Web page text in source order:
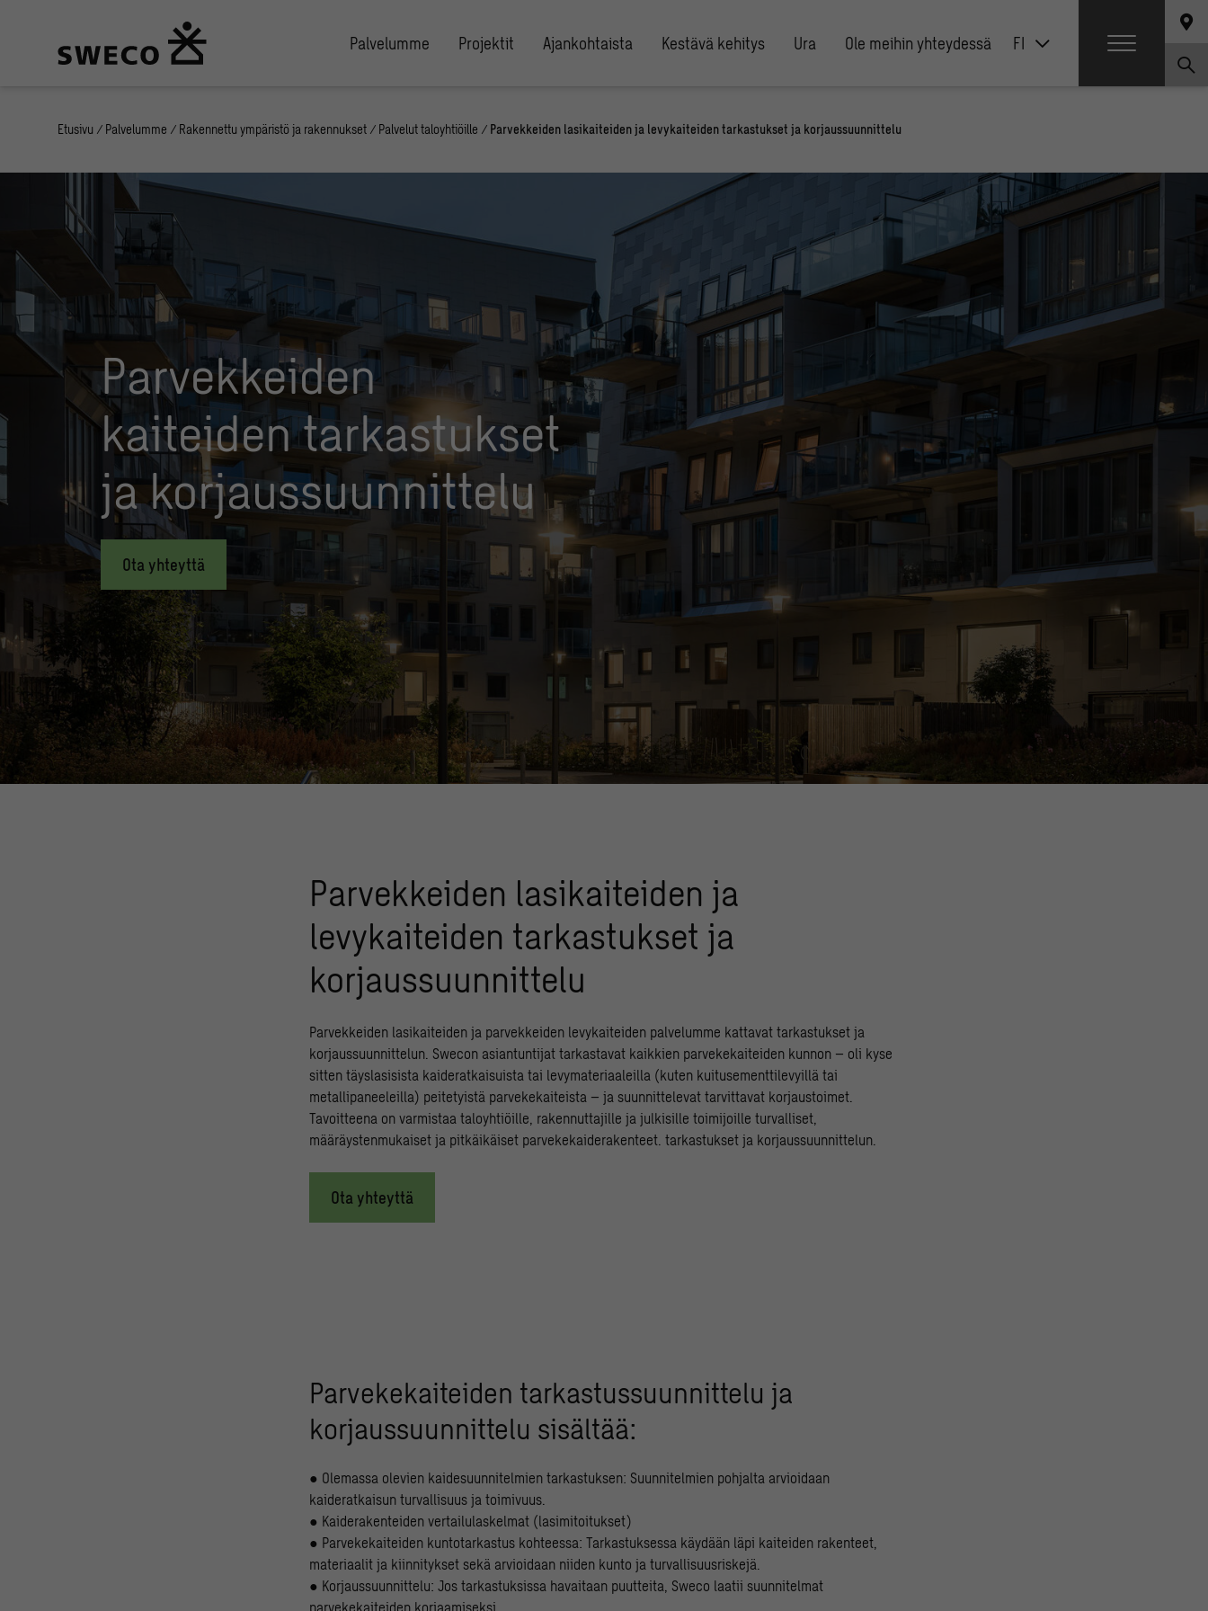
Palvelumme Projektit Ajankohtaista Kestävä kehitys Ura Ole meihin yhteydessä FI
Etusivu / Palvelumme / Rakennettu ympäristö ja rakennukset / Palvelut taloyhtiöille / Parvekkeiden lasikaiteiden ja levykaiteiden tarkastukset ja korjaussuunnittelu
Parvekkeiden
kaiteiden tarkastukset
ja korjaussuunnittelu
Ota yhteyttä
Parvekkeiden lasikaiteiden ja
levykaiteiden tarkastukset ja
korjaussuunnittelu
Parvekkeiden lasikaiteiden ja parvekkeiden levykaiteiden palvelumme kattavat tarkastukset ja
korjaussuunnittelun. Swecon asiantuntijat tarkastavat kaikkien parvekekaiteiden kunnon – oli kyse
sitten täyslasisista kaideratkaisuista tai levymateriaaleilla (kuten kuitusementtilevyillä tai
metallipaneeleilla) peitetyistä parvekekaiteista – ja suunnittelevat tarvittavat korjaustoimet.
Tavoitteena on varmistaa taloyhtiöille, rakennuttajille ja julkisille toimijoille turvalliset,
määräystenmukaiset ja pitkäikäiset parvekekaiderakenteet. tarkastukset ja korjaussuunnittelun.
Ota yhteyttä
Parvekekaiteiden tarkastussuunnittelu ja
korjaussuunnittelu sisältää:
● Olemassa olevien kaidesuunnitelmien tarkastuksen: Suunnitelmien pohjalta arvioidaan
kaideratkaisun turvallisuus ja toimivuus.
● Kaiderakenteiden vertailulaskelmat (lasimitoitukset)
● Parvekekaiteiden kuntotarkastus kohteessa: Tarkastuksessa käydään läpi kaiteiden rakenteet,
materiaalit ja kiinnitykset sekä arvioidaan niiden kunto ja turvallisuusriskejä.
● Korjaussuunnittelu: Jos tarkastuksissa havaitaan puutteita, Sweco laatii suunnitelmat
parvekekaiteiden korjaamiseksi.